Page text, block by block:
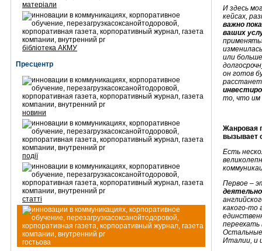
матеріали
бібліотека АКМУ
Пресцентр
новини
події
статті
гостьова
И здесь
кейсах,
важно
ваших
или
он готов
то, что им
Жанровая
вызывает
Есть
Первое –
какого-то
переехать
Остальные
Италии, и